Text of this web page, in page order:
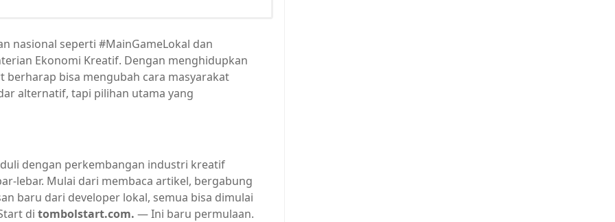
nasional seperti #MainGameLokal dan
Ekonomi Kreatif. Dengan menghidupkan
berharap bisa mengubah cara masyarakat
alternatif, tapi pilihan utama yang
dengan perkembangan industri kreatif
lebar. Mulai dari membaca artikel, bergabung
baru dari developer lokal, semua bisa dimulai
di tombolstart.com. — Ini baru permulaan.